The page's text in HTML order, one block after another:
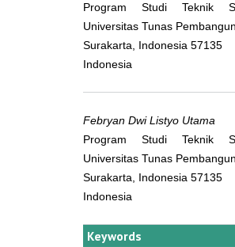
Program Studi Teknik
Universitas Tunas
Surakarta, Indonesia 57135
Indonesia
Febryan Dwi Listyo Utama
Program Studi Teknik
Universitas Tunas
Surakarta, Indonesia 57135
Indonesia
Keywords